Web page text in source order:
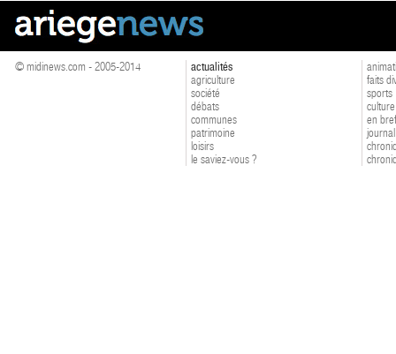
© midinews.com - 2005-2014
actualités
agriculture
société
débats
communes
patrimoine
loisirs
le saviez-vous ?
faits
sports
culture
en bref